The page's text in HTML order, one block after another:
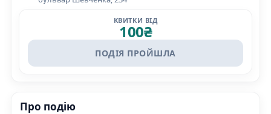
КВИТКИ ВІД
100₴
ПОДІЯ ПРОЙШЛА
Про подію